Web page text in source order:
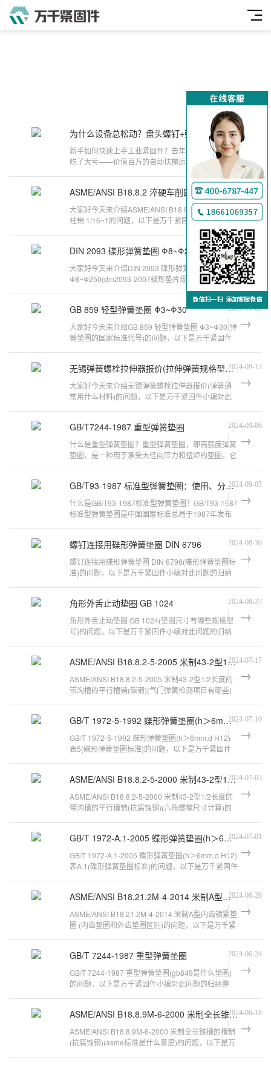
为什么设备总松动？盘头螺钉+弹簧垫圈防松方案
2025-05-07
新手如何快速上手工业紧固件？去年广州某电梯厂就
吃了大亏——价值百万的自动扶梯运行三个月，固定
ASME/ANSI B18.8.2 淬硬车削圆柱销 1/16~12024-11-29
大家好今天来介绍ASME/ANSI B18.8.2 淬硬车削圆
柱销 1/16~1的问题，以下是万千紧固件小编对此问
DIN 2093 碟形弹簧垫圈 Φ8~Φ250 2024-11-11
大家好今天来介绍DIN 2093 碟形弹簧垫圈
Φ8~Φ250(din2093-2007蝶形垫片规格)的问题，以
下是万千紧固件小编对此问题的归纳整理，来
GB 859 轻型弹簧垫圈 Φ3~Φ30 2024-11-08
大家好今天来介绍GB 859 轻型弹簧垫圈 Φ3~Φ30(弹
簧垫圈的国家标准代号)的问题，以下是万千紧固件
无锡弹簧螺栓拉伸器报价(拉伸弹簧规格型号列表大全)
2024-09-13
大家好今天来介绍无锡弹簧螺栓拉伸器报价(弹簧通
常用什么材料)的问题，以下是万千紧固件小编对此
GB/T7244-1987 重型弹簧垫圈 2024-09-06
什么是重型弹簧垫圈？重型弹簧垫圈，即高强度弹簧
垫圈，是一种用于承受大径向压力和扭矩的垫圈。它
GB/T93-1987 标准型弹簧垫圈：使用、分类与性能特点
2024-09-05
什么是GB/T93-1987标准型弹簧垫圈？GB/T93-1987
标准型弹簧垫圈是中国国家标准总局于1987年发布
螺钉连接用碟形弹簧垫圈 DIN 6796 2024-08-30
螺钉连接用碟形弹簧垫圈 DIN 6796(碟形弹簧垫圈标
准)的问题，以下是万千紧固件小编对此问题的归纳
角形外舌止动垫圈 GB 1024 2024-08-27
角形外舌止动垫圈 GB 1024(垫圈尺寸有哪些规格型
号)的问题，以下是万千紧固件小编对此问题的归纳
ASME/ANSI B18.8.2-5-2005 米制43-2型1/2长度的带沟槽的平行槽销(碳钢)
2024-07-17
ASME/ANSI B18.8.2-5-2005 米制43-2型1/2长度的
带沟槽的平行槽销(碳钢)(气门弹簧检测项目有哪些)
GB/T 1972-5-1992 蝶形弹簧垫圈(h＞6mm,d H12) 表52024-07-10
GB/T 1972-5-1992 蝶形弹簧垫圈(h＞6mm,d H12)
表5(碟形弹簧垫圈标准)的问题，以下是万千紧固件
ASME/ANSI B18.8.2-5-2000 米制43-2型1/2长度的带沟槽的平行槽销(抗腐蚀钢)
2024-07-03
ASME/ANSI B18.8.2-5-2000 米制43-2型1/2长度的
带沟槽的平行槽销(抗腐蚀钢)(六角螺帽尺寸计算)的
GB/T 1972-A.1-2005 蝶形弹簧垫圈(h＞6mm,d H12) 表A.12024-07-01
GB/T 1972-A.1-2005 蝶形弹簧垫圈(h＞6mm,d H12)
表A.1(碟形弹簧垫圈标准)的问题，以下是万千紧固件
ASME/ANSI B18.21.2M-4-2014 米制A型内齿锁紧垫圈2024-06-26
ASME/ANSI B18.21.2M-4-2014 米制A型内齿锁紧垫
圈 (内齿垫圈和外齿垫圈区别)的问题，以下是万千紧
GB/T 7244-1987 重型弹簧垫圈 2024-06-24
GB/T 7244-1987 重型弹簧垫圈(gb849是什么垫圈)
的问题，以下是万千紧固件小编对此问题的归纳整
ASME/ANSI B18.8.9M-6-2000 米制全长锥槽的槽销(抗腐蚀钢)
2024-06-18
ASME/ANSI B18.8.9M-6-2000 米制全长锥槽的槽销
(抗腐蚀钢)(asme标准是什么意思)的问题，以下是万